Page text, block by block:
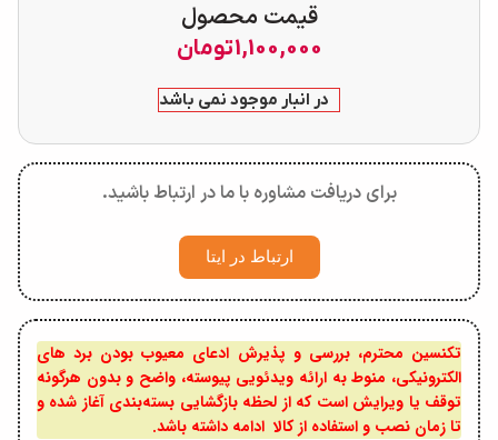
قیمت محصول
1,100,000تومان
در انبار موجود نمی باشد
برای دریافت مشاوره با ما در ارتباط باشید.
ارتباط در ایتا
تکنسین محترم، بررسی و پذیرش ادعای معیوب بودن برد های
الکترونیکی، منوط به ارائه ویدئویی پیوسته، واضح و بدون هرگونه
توقف یا ویرایش است که از لحظه بازگشایی بسته‌بندی آغاز شده و
تا زمان نصب و استفاده از کالا ادامه داشته باشد.